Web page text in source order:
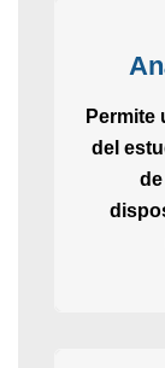
Permite
del